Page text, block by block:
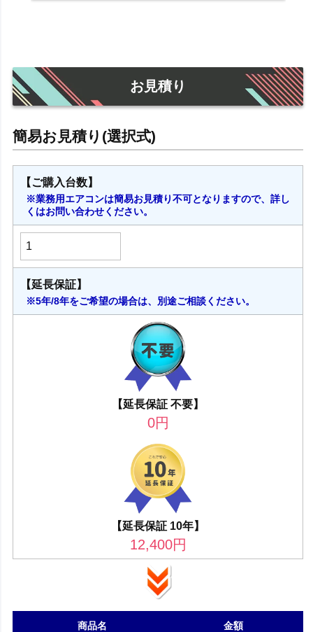
お見積り
【ご購入台数】
※業務用エアコンは簡易お見積り不可となりますので、詳し
くはお問い合わせください。
【延長保証】
※5年/8年をご希望の場合は、別途ご相談ください。
【延長保証 不要】
0円
【延長保証 10年】
12,400円
商品名 金額